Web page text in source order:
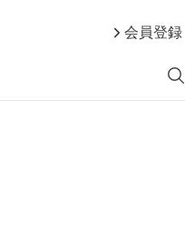
会員登録